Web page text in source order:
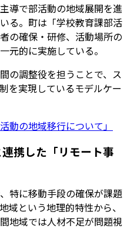
導で部活動の地域展開を進
る。町は「学校教育課部活
の確保・研修、活動場所の
元的に実施している。
の調整役を担うことで、ス
を実現しているモデルケー
動の地域移行について」
携した「リモート事
特に移動手段の確保が課題
域という地理的特性から、
地域では人材不足が問題視